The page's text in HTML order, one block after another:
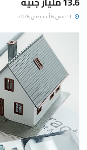
الخميس 6 أغسطس 2026